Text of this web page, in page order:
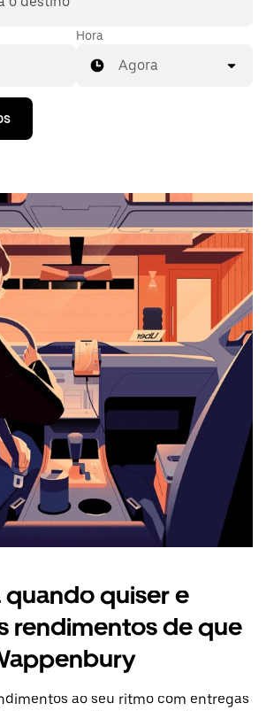
Hora
Agora
quiser e
rendimentos de que
ao seu ritmo com entregas